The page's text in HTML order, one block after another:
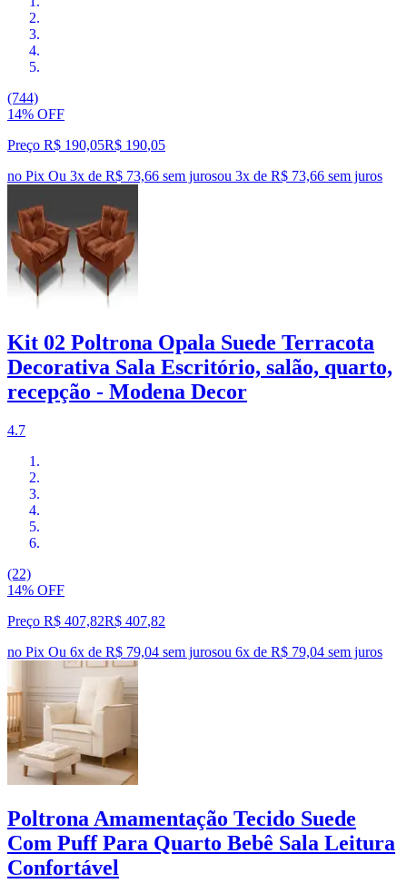
(744)
14% OFF
Preço R$ 190,05R$ 190,05
no Pix Ou 3x de R$ 73,66 sem jurosou 3x de R$ 73,66 sem juros
Kit 02 Poltrona Opala Suede Terracota
Decorativa Sala Escritório, salão, quarto,
recepção - Modena Decor
4.7
(22)
14% OFF
Preço R$ 407,82R$ 407,82
no Pix Ou 6x de R$ 79,04 sem jurosou 6x de R$ 79,04 sem juros
Poltrona Amamentação Tecido Suede
Com Puff Para Quarto Bebê Sala Leitura
Confortável